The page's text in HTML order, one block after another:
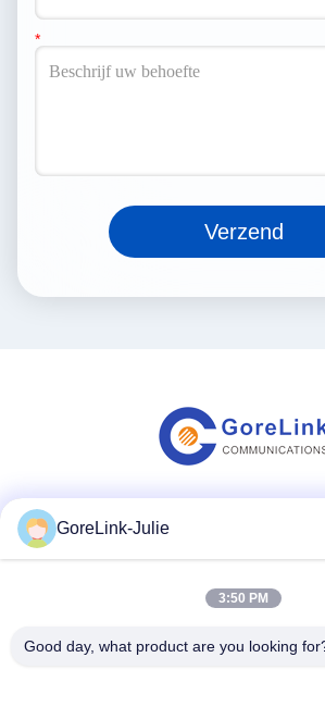
Verzend
GoreLink-Julie
3:50 PM
Good day, what product are you looking